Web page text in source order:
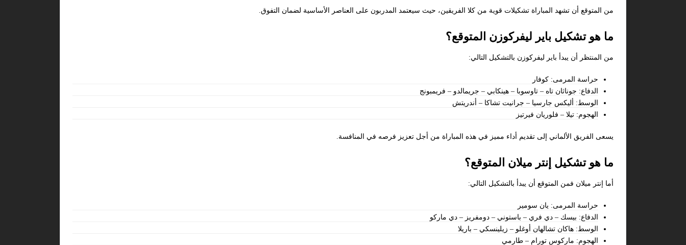
من المتوقع أن تشهد المباراة تشكيلات قوية من كلا الفريقين، حيث سيعتمد المدربون على العناصر الأساسية لضمان التفوق.
ما هو تشكيل باير ليفركوزن المتوقع؟
من المنتظر أن يبدأ باير ليفركوزن بالتشكيل التالي:
حراسة المرمى: كوفار
الدفاع: جوناثان تاه – تاوسوبا – هينكابي – جريمالدو – فريمبونج
الوسط: أليكس جارسيا – جرانيت تشاكا – أندريتش
الهجوم: تيلا – فلوريان فيرتيز
يسعى الفريق الألماني إلى تقديم أداء مميز في هذه المباراة من أجل تعزيز فرصه في المنافسة.
ما هو تشكيل إنتر ميلان المتوقع؟
أما إنتر ميلان فمن المتوقع أن يبدأ بالتشكيل التالي:
حراسة المرمى: يان سومير
الدفاع: بيسك – دي فري – باستوني – دومفريز – دي ماركو
الوسط: هاكان تشالهان أوغلو – زيلينسكي – باريلا
الهجوم: ماركوس تورام – طارمي